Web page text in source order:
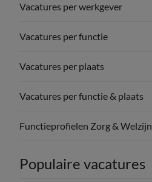
Vacatures per werkgever
Vacatures per functie
Vacatures per plaats
Vacatures per functie & plaats
Functieprofielen Zorg & Welzijn
Populaire vacatures